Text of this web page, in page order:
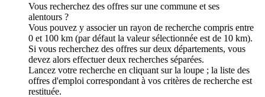
Vous recherchez des offres sur une commune et ses
alentours ?
Vous pouvez y associer un rayon de recherche compris entre
0 et 100 km (par défaut la valeur sélectionnée est de 10 km).
Si vous recherchez des offres sur deux départements, vous
devez alors effectuer deux recherches séparées.
Lancez votre recherche en cliquant sur la loupe ; la liste des
offres d'emploi correspondant à vos critères de recherche est
restituée.